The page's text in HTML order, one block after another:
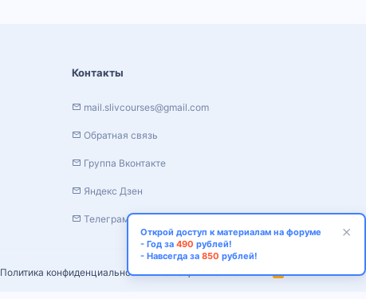
Политика конфиденциальности Помощь Главная
Контакты
mail.slivcourses@gmail.com
Обратная связь
Группа Вконтакте
Яндекс Дзен
Телеграм канал
Открой доступ к материалам на форуме
- Год за 490 рублей!
- Навсегда за 850 рублей!